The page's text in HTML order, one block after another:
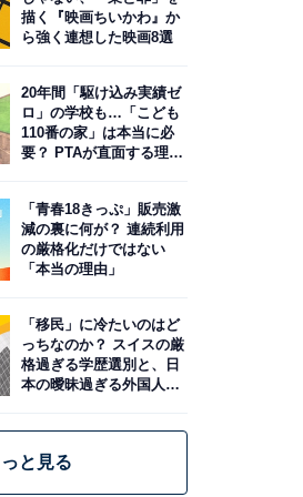
描く『映画ちいかわ』か
ら強く連想した映画8選
20年間「駆け込み実績ゼ
ロ」の学校も…「こども
110番の家」は本当に必
要？ PTAが直面する理想
「青春18きっぷ」販売激
減の裏に何が？ 連続利用
の厳格化だけではない
「本当の理由」
「移民」に冷たいのはど
っちなのか？ スイスの厳
格過ぎる学歴選別と、日
本の曖昧過ぎる外国人政
と見る